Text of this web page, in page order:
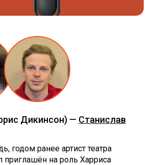
Дикинсон) — Станислав
годом ранее артист театра
на роль Харриса